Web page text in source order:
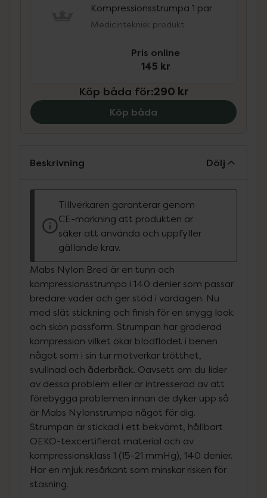
Kompressionsstrumpa 1 par
Medicinteknisk produkt
Pris online
145 kr
Köp båda för:290 kr
Köp båda
Beskrivning Dölj
Tillverkaren garanterar genom
CE-märkning att produkten är
säker att använda och uppfyller
gällande krav.
Mabs Nylon Bred är en tunn och
kompressionsstrumpa i 140 denier som passar
bredare vader och ger stöd i vardagen. Nu
med slät stickning och finish för en snygg look
och skön passform. Strumpan har graderad
kompression vilket ökar blodflödet i benen
något som i sin tur motverkar trötthet,
svullnad och åderbråck. Oavsett om du lider
av dessa problem eller är intresserad av att
förebygga problemen innan de dyker upp så
är Mabs Nylonstrumpa något för dig.
Strumpan är stickad i ett bekvämt, hållbart
OEKO-texcertifierat material och av
kompressionsklass 1 (15-21 mmHg), 140 denier.
Har en mjuk resårkant som minskar risken för
stasning.